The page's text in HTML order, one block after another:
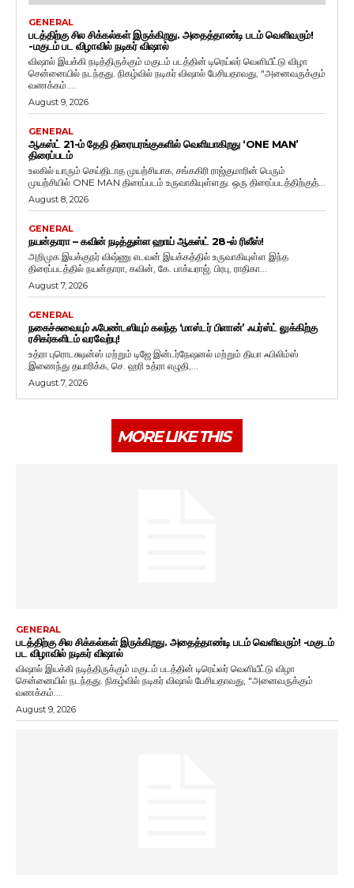
GENERAL
படத்திற்கு சில சிக்கல்கள் இருக்கிறது. அதைத்தாண்டி படம் வெளிவரும்!
-மகுடம் பட விழாவில் நடிகர் விஷால்
விஷால் இயக்கி நடித்திருக்கும் மகுடம் படத்தின் டிரெய்லர் வெளியீட்டு விழா
சென்னையில் நடந்தது. நிகழ்வில் நடிகர் விஷால் பேசியதாவது, "அனைவருக்கும்
வணக்கம்....
August 9, 2026
GENERAL
ஆகஸ்ட் 21-ம் தேதி திரையரங்குகளில் வெளியாகிறது ‘ONE MAN’
திரைப்படம்
உலகில் யாரும் செய்திடாத முயற்சியாக, சங்ககிரி ராஜ்குமாரின் பெரும்
முயற்சியில் ONE MAN திரைப்படம் உருவாகியுள்ளது. ஒரு திரைப்படத்திற்குத்...
August 8, 2026
GENERAL
நயன்தாரா – கவின் நடித்துள்ள ஹாய் ஆகஸ்ட் 28-ல் ரிலீஸ்!
அறிமுக இயக்குநர் விஷ்ணு எடவன் இயக்கத்தில் உருவாகியுள்ள இந்த
திரைப்படத்தில் நயன்தாரா, கவின், கே. பாக்யராஜ், பிரபு, ராதிகா...
August 7, 2026
GENERAL
நகைச்சுவையும் ஃபேண்டஸியும் கலந்த ‘மாஸ்டர் பிளான்’ ஃபர்ஸ்ட் லுக்கிற்கு
ரசிகர்களிடம் வரவேற்பு!
உத்ரா புரொடக்ஷன்ஸ் மற்றும் டிஜே இன்டர்நேஷனல் மற்றும் தியா ஃபிலிம்ஸ்
இணைந்து தயாரிக்க, செ. ஹரி உத்ரா எழுதி,...
August 7, 2026
MORE LIKE THIS
GENERAL
படத்திற்கு சில சிக்கல்கள் இருக்கிறது. அதைத்தாண்டி படம் வெளிவரும்! -மகுடம்
பட விழாவில் நடிகர் விஷால்
விஷால் இயக்கி நடித்திருக்கும் மகுடம் படத்தின் டிரெய்லர் வெளியீட்டு விழா
சென்னையில் நடந்தது. நிகழ்வில் நடிகர் விஷால் பேசியதாவது, "அனைவருக்கும்
வணக்கம்....
August 9, 2026